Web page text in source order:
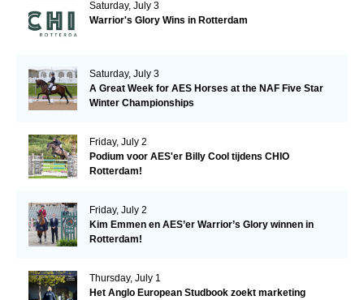
Saturday, July 3
Warrior's Glory Wins in Rotterdam
Saturday, July 3
A Great Week for AES Horses at the NAF Five Star
Winter Championships
Friday, July 2
Podium voor AES'er Billy Cool tijdens CHIO
Rotterdam!
Friday, July 2
Kim Emmen en AES’er Warrior’s Glory winnen in
Rotterdam!
Thursday, July 1
Het Anglo European Studbook zoekt marketing